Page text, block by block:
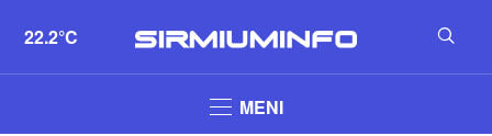
22.2°C
MENI